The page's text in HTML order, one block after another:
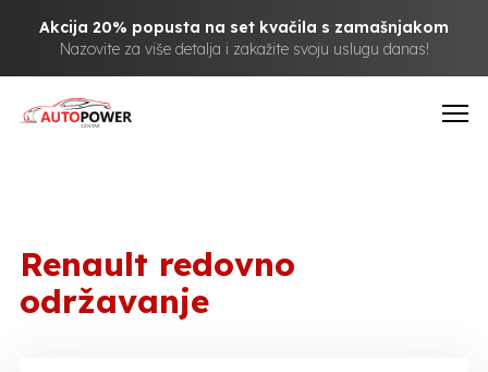
Akcija 20% popusta na set kvačila s zamašnjakom
Nazovite za više detalja i zakažite svoju uslugu danas!
Renault redovno
održavanje